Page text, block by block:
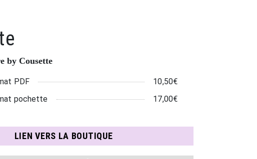
by Cousette
PDF
10,50€
pochette
17,00€
LIEN VERS LA BOUTIQUE